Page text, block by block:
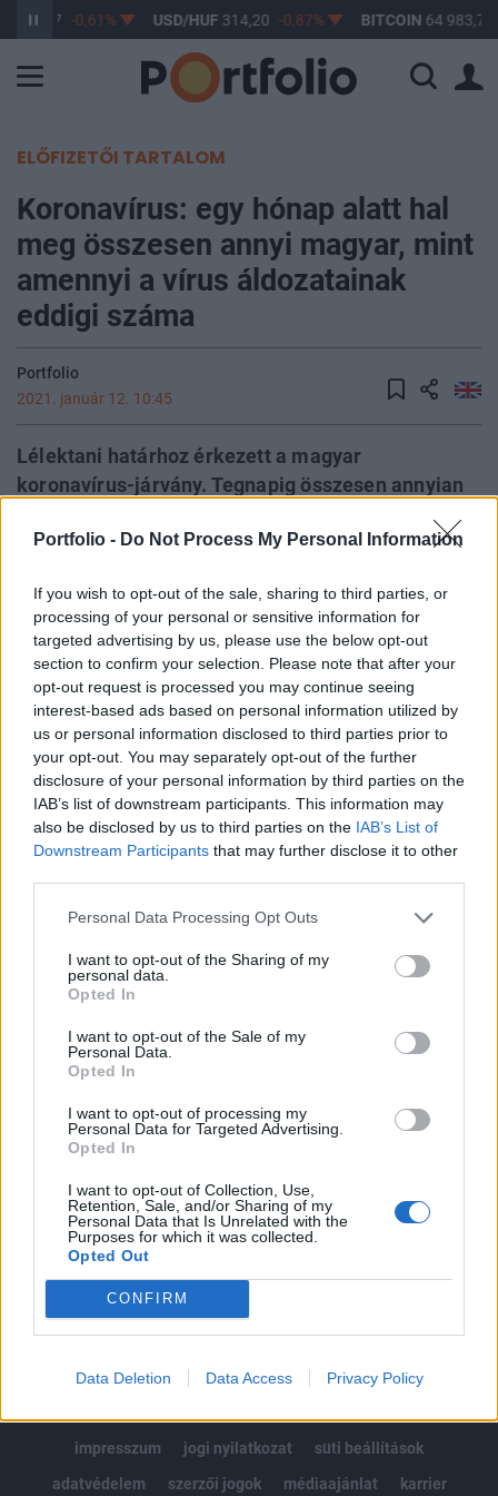
Portfolio - Do Not Process My Personal Information
If you wish to opt-out of the sale, sharing to third parties, or
processing of your personal or sensitive information for
targeted advertising by us, please use the below opt-out
section to confirm your selection. Please note that after your
opt-out request is processed you may continue seeing
interest-based ads based on personal information utilized by
us or personal information disclosed to third parties prior to
your opt-out. You may separately opt-out of the further
disclosure of your personal information by third parties on the
IAB’s list of downstream participants. This information may
also be disclosed by us to third parties on the IAB’s List of
Downstream Participants that may further disclose it to other
Personal Data Processing Opt Outs
I want to opt-out of the Sharing of my
personal data.
Opted In
I want to opt-out of the Sale of my
Personal Data.
Opted In
I want to opt-out of processing my
Personal Data for Targeted Advertising.
Opted In
I want to opt-out of Collection, Use,
Retention, Sale, and/or Sharing of my
Personal Data that Is Unrelated with the
Purposes for which it was collected.
Opted Out
CONFIRM
Data Deletion Data Access Privacy Policy
363,17 -0,61% USD/HUF 314,20 -0,87% BITCOIN 64 983,76
ELŐFIZETŐI TARTALOM
Koronavírus: egy hónap alatt hal
meg összesen annyi magyar, mint
amennyi a vírus áldozatainak
eddigi száma
Portfolio
2021. január 12. 10:45
Lélektani határhoz érkezett a magyar
koronavírus-járvány. Tegnapig összesen annyian
összefüggésben a vírus megjelenése óta, mint
meghalnak Magyarországon.
Hivatalosan 10 853-en haltak meg a koronavírus
szövődményei miatt Magyarországon a járvány kitörése
óta egészen tegnapig. Ők azok, akik igazoltan fertőzöttek
voltak, vagyis pozitív vírusteszttel rendelkeztek haláluk
bekövetkezésekor. Azt (például a többlethalálozási
statisztikák alapján) csak sejteni lehet, hogy igazából
lehetnek, akik úgy haltak meg koronavírusban, hogy...
KEDVES OLVASÓNK!
A keresett cikk a portfolio.hu hírarchívumához
tartozik, melynek olvasása előfizetéses
regisztrációhoz kötött.
Portfolio.hu teljes cikkarchívum
Kötéslisták: BÉT elmúlt 2 év napon belüli
MÁR ELŐFIZETŐNK VAGY?BEJELENTKEZÉS
impresszum
jogi nyilatkozat
süti beállítások
adatvédelem
szerzői jogok médiaajánlat karrier